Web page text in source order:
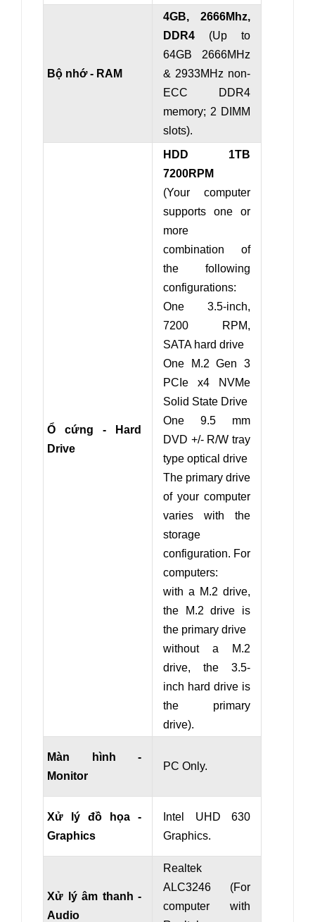
Bộ nhớ - RAM
4GB, 2666Mhz,
DDR4
(Up to
64GB 2666MHz
& 2933MHz non-
ECC DDR4
memory; 2 DIMM
slots).
Ổ cứng - Hard
Drive
HDD 1TB
7200RPM
(Your computer
supports one or
more
combination of
the following
configurations:
One 3.5-inch,
7200 RPM,
SATA hard drive
One M.2 Gen 3
PCIe x4 NVMe
Solid State Drive
One 9.5 mm
DVD +/- R/W tray
type optical drive
The primary drive
of your computer
varies with the
storage
configuration. For
computers:
with a M.2 drive,
the M.2 drive is
the primary drive
without a M.2
drive, the 3.5-
inch hard drive is
the primary
drive).
Màn hình -
Monitor
PC Only.
Xử lý đồ họa -
Graphics
Intel UHD 630
Graphics.
Xử lý âm thanh -
Audio
Realtek
ALC3246 (For
computer with